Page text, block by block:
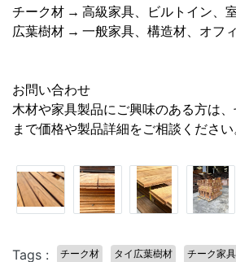
チーク材 → 高級家具、ビルトイン、
広葉樹材 → 一般家具、構造材、オフ
お問い合わせ
木材や家具製品にご興味のある方は
まで価格や製品詳細をご相談ください
Tags : チーク材 タイ広葉樹材 チーク家具